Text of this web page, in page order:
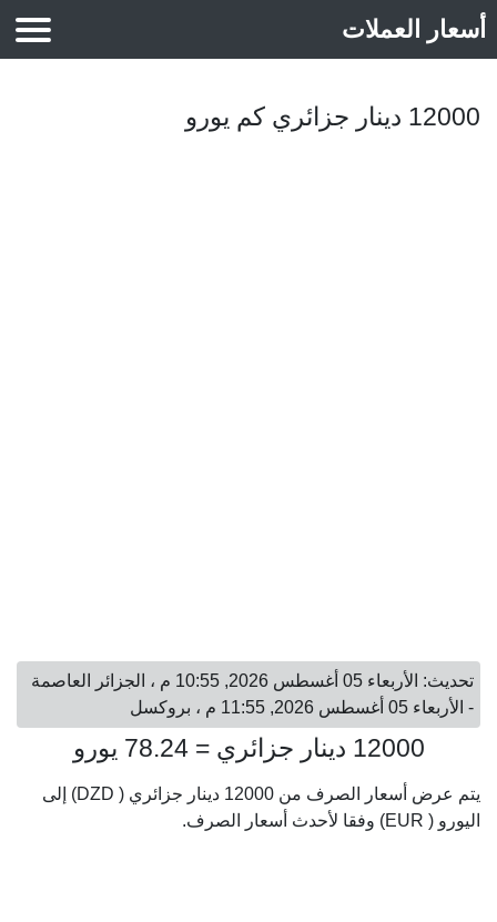
أسعار العملات
12000 دينار جزائري كم يورو
تحديث: الأربعاء 05 أغسطس 2026, 10:55 م ، الجزائر العاصمة
- الأربعاء 05 أغسطس 2026, 11:55 م ، بروكسل
12000 دينار جزائري = 78.24 يورو
يتم عرض أسعار الصرف من 12000 دينار جزائري ( DZD) إلى
اليورو ( EUR) وفقا لأحدث أسعار الصرف.